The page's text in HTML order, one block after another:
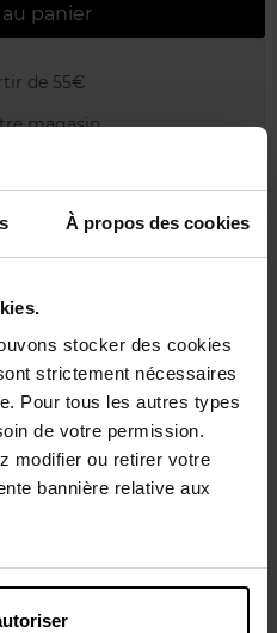
À propos des cookies
stocker des cookies
strictement nécessaires
Pour tous les autres types
de votre permission.
modifier ou retirer votre
bannière relative aux
panier
de 55€
magasin
aux avis des clients